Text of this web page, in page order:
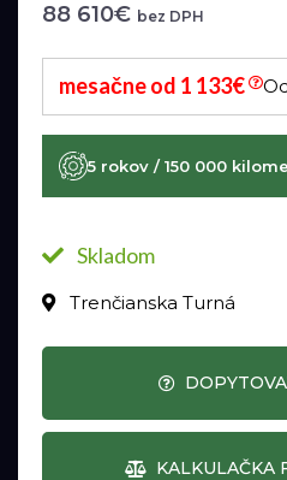
88 610€ bez DPH
mesačne od 1 133€
5 rokov / 150 000
Skladom
Trenčianska Turná
KALKULAČKA